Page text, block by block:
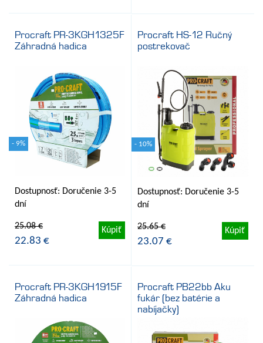
Procraft PR-3KGH1325F
Záhradná hadica
- 9%
Dostupnosť: Doručenie 3-5
dní
25.08 €
22.83 €
Kúpiť
Procraft HS-12 Ručný
postrekovač
- 10%
Dostupnosť: Doručenie 3-5
dní
25.65 €
23.07 €
Kúpiť
Procraft PR-3KGH1915F
Záhradná hadica
Procraft PB22bb Aku
fukár (bez batérie a
nabíjačky)